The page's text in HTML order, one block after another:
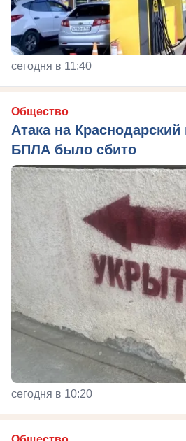
сегодня в 11:40
Общество
Атака на Краснодарский
БПЛА было сбито
сегодня в 10:20